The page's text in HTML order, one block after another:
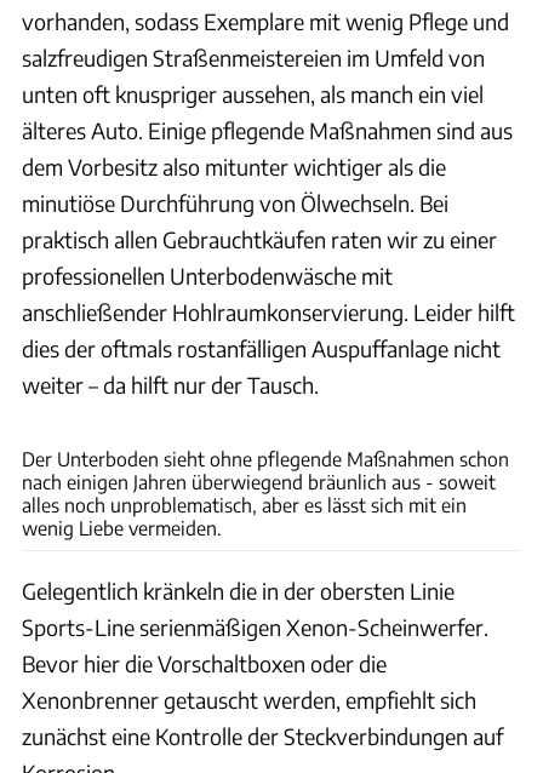
vorhanden, sodass Exemplare mit wenig Pflege und
salzfreudigen Straßenmeistereien im Umfeld von
unten oft knuspriger aussehen, als manch ein viel
älteres Auto. Einige pflegende Maßnahmen sind aus
dem Vorbesitz also mitunter wichtiger als die
minutiöse Durchführung von Ölwechseln. Bei
praktisch allen Gebrauchtkäufen raten wir zu einer
professionellen Unterbodenwäsche mit
anschließender Hohlraumkonservierung. Leider hilft
dies der oftmals rostanfälligen Auspuffanlage nicht
weiter – da hilft nur der Tausch.
Der Unterboden sieht ohne pflegende Maßnahmen schon
nach einigen Jahren überwiegend bräunlich aus - soweit
alles noch unproblematisch, aber es lässt sich mit ein
wenig Liebe vermeiden.
Gelegentlich kränkeln die in der obersten Linie
Sports-Line serienmäßigen Xenon-Scheinwerfer.
Bevor hier die Vorschaltboxen oder die
Xenonbrenner getauscht werden, empfiehlt sich
zunächst eine Kontrolle der Steckverbindungen auf